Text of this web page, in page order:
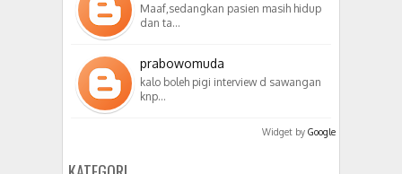
Maaf,sedangkan pasien masih hidup
dan ta…
prabowomuda
kalo boleh pigi interview d sawangan
knp…
Widget by Google